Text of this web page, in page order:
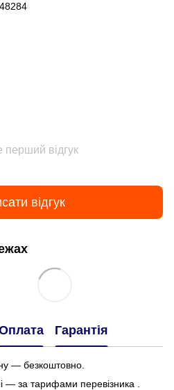
перший відгук
відгук
Гарантія
— безкоштовно.
за тарифами перевізника .